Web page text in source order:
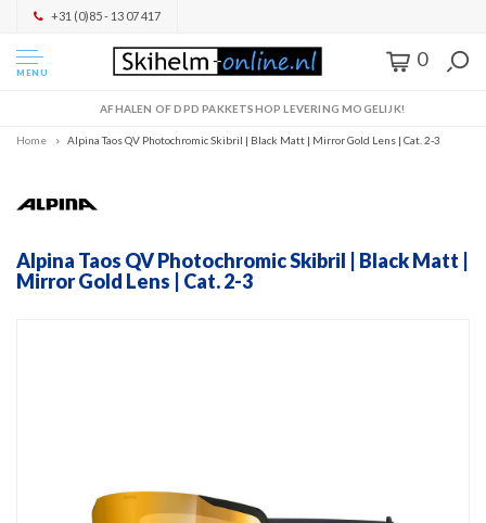
+31 (0)85 - 13 07 417
MENU
0
AFHALEN OF DPD PAKKETSHOP LEVERING MOGELIJK!
Home Alpina Taos QV Photochromic Skibril | Black Matt | Mirror Gold Lens | Cat. 2-3
Alpina Taos QV Photochromic Skibril | Black Matt |
Mirror Gold Lens | Cat. 2-3